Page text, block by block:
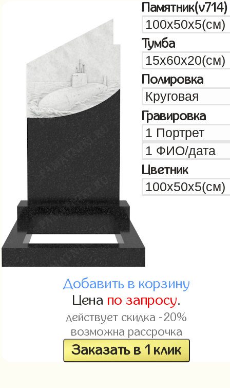
Памятник(v714)
Тумба
Полировка
Гравировка
Цветник
Добавить в корзину
Цена по запросу.
действует скидка -20%
возможна рассрочка
Заказать в 1 клик